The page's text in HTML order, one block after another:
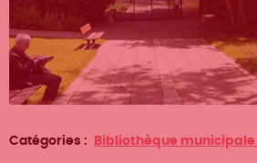
Catégories Bibliothèque